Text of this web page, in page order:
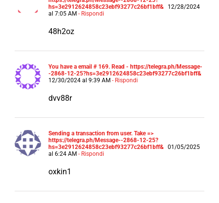
hs=3e2912624858c23ebf93277c26bf1bff&
12/28/2024
al 7:05 AM - Rispondi
48h2oz
You have a email # 169. Read - https://telegra.ph/Message-
-2868-12-25?hs=3e2912624858c23ebf93277c26bf1bff&
12/30/2024 al 9:39 AM - Rispondi
dvv88r
Sending a transaction from user. Take =>
https://telegra.ph/Message--2868-12-25?
hs=3e2912624858c23ebf93277c26bf1bff& 01/05/2025
al 6:24 AM - Rispondi
oxkin1